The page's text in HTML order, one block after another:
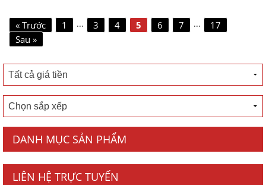
« Trước 1 ... 3 4 5 6 7 ...
17
Sau »
DANH MỤC SẢN PHẨM
LIÊN HỆ TRỰC TUYẾN